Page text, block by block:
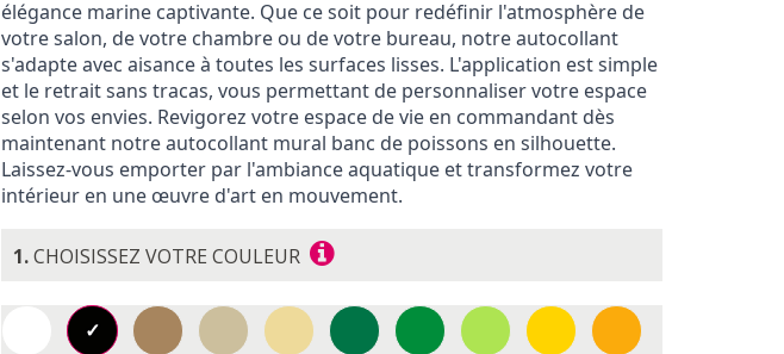
élégance marine captivante. Que ce soit pour redéfinir l'atmosphère de
votre salon, de votre chambre ou de votre bureau, notre autocollant
s'adapte avec aisance à toutes les surfaces lisses. L'application est simple
et le retrait sans tracas, vous permettant de personnaliser votre espace
selon vos envies. Revigorez votre espace de vie en commandant dès
maintenant notre autocollant mural banc de poissons en silhouette.
Laissez-vous emporter par l'ambiance aquatique et transformez votre
intérieur en une œuvre d'art en mouvement.
1.CHOISISSEZ VOTRE COULEUR